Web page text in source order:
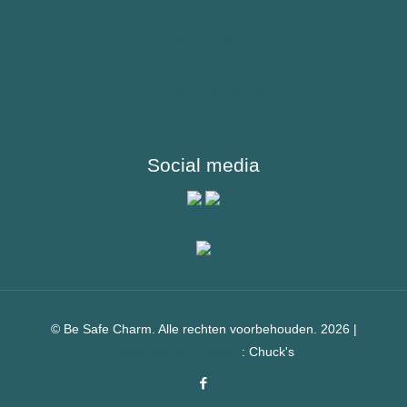
Social media
© Be Safe Charm. Alle rechten voorbehouden. 2026 |
: Chuck's